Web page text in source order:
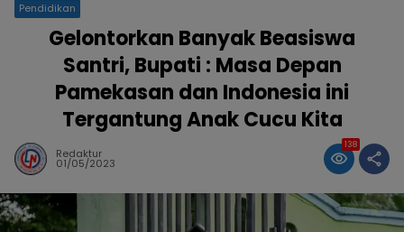
Pendidikan
Gelontorkan Banyak Beasiswa
Santri, Bupati : Masa Depan
Pamekasan dan Indonesia ini
Tergantung Anak Cucu Kita
Redaktur
01/05/2023
138